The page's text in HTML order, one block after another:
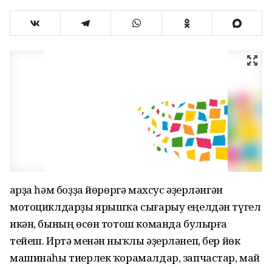
Ҡарҙа һәм боҙҙа йөрөргә махсус әҙерләнгән
мотоциклдарҙы ярышҡа сығарыу еңелдән түгел
икән, бының өсөн тотош команда булырға
тейеш. Иртә менән ныҡлы әҙерләнеп, бер йөк
машинаһы тиерлек ҡорамалдар, запчастар, май